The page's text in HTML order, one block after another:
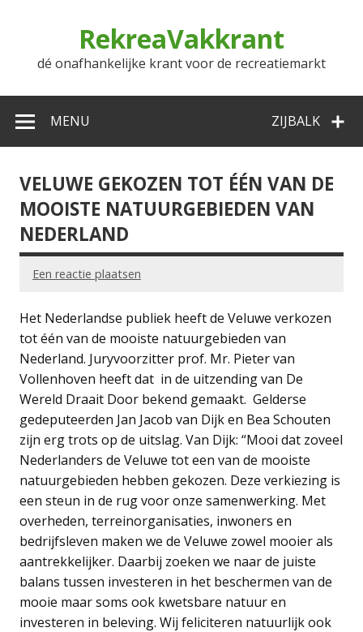
RekreaVakkrant
dé onafhankelijke krant voor de recreatiemarkt
ZIJBALK
MENU
VELUWE GEKOZEN TOT ÉÉN VAN DE
MOOISTE NATUURGEBIEDEN VAN
NEDERLAND
Een reactie plaatsen
Het Nederlandse publiek heeft de Veluwe verkozen
tot één van de mooiste natuurgebieden van
Nederland. Juryvoorzitter prof. Mr. Pieter van
Vollenhoven heeft dat in de uitzending van De
Wereld Draait Door bekend gemaakt. Gelderse
gedeputeerden Jan Jacob van Dijk en Bea Schouten
zijn erg trots op de uitslag. Van Dijk: “Mooi dat zoveel
Nederlanders de Veluwe tot een van de mooiste
natuurgebieden hebben gekozen. Deze verkiezing is
een steun in de rug voor onze samenwerking. Met
overheden, terreinorganisaties, inwoners en
bedrijfsleven maken we de Veluwe zowel mooier als
aantrekkelijker. Daarbij zoeken we naar de juiste
balans tussen investeren in het beschermen van de
mooie maar soms ook kwetsbare natuur en
investeren in beleving. Wij feliciteren natuurlijk ook